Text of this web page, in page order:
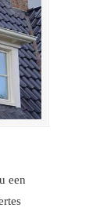
een